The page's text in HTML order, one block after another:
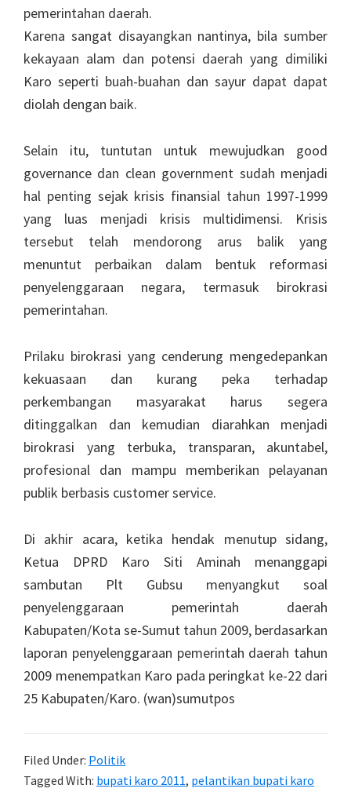
pemerintahan daerah.
Karena sangat disayangkan nantinya, bila sumber
kekayaan alam dan potensi daerah yang dimiliki
Karo seperti buah-buahan dan sayur dapat dapat
diolah dengan baik.
Selain itu, tuntutan untuk mewujudkan good
governance dan clean government sudah menjadi
hal penting sejak krisis finansial tahun 1997-1999
yang luas menjadi krisis multidimensi. Krisis
tersebut telah mendorong arus balik yang
menuntut perbaikan dalam bentuk reformasi
penyelenggaraan negara, termasuk birokrasi
pemerintahan.
Prilaku birokrasi yang cenderung mengedepankan
kekuasaan dan kurang peka terhadap
perkembangan masyarakat harus segera
ditinggalkan dan kemudian diarahkan menjadi
birokrasi yang terbuka, transparan, akuntabel,
profesional dan mampu memberikan pelayanan
publik berbasis customer service.
Di akhir acara, ketika hendak menutup sidang,
Ketua DPRD Karo Siti Aminah menanggapi
sambutan Plt Gubsu menyangkut soal
penyelenggaraan pemerintah daerah
Kabupaten/Kota se-Sumut tahun 2009, berdasarkan
laporan penyelenggaraan pemerintah daerah tahun
2009 menempatkan Karo pada peringkat ke-22 dari
25 Kabupaten/Karo. (wan)sumutpos
Filed Under: Politik
Tagged With: bupati karo 2011, pelantikan bupati karo